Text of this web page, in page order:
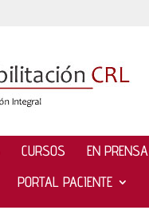
CURSOS EN PRENSA
PORTAL PACIENTE